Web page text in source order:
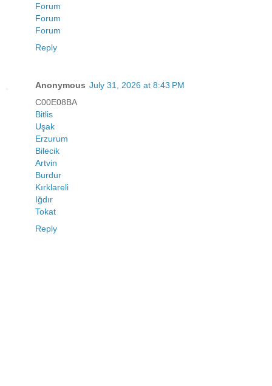
Forum
Forum
Forum
Reply
Anonymous July 31, 2026 at 8:43 PM
C00E08BA
Bitlis
Uşak
Erzurum
Bilecik
Artvin
Burdur
Kırklareli
Iğdır
Tokat
Reply